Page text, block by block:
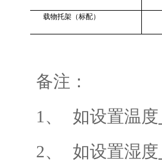
载物托架（标配）
备注：
1、
如设置温度
2、
如设置湿度